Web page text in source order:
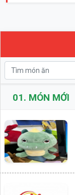
01. MÓN MỚI